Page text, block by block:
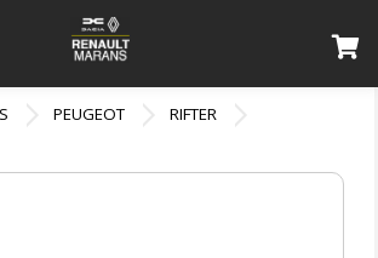
PEUGEOT RIFTER